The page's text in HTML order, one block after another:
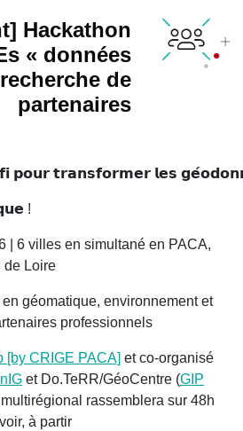
Hackathon
« données
de
partenaires
𝗽𝗼𝘂𝗿 𝘁𝗿𝗮𝗻𝘀𝗳𝗼𝗿𝗺𝗲𝗿 𝗹𝗲𝘀
!
| 6 villes en simultané en PACA,
de Loire
géomatique, environnement et
professionnels
[by CRIGE PACA] et co-organisé
et Do.TeRR/GéoCentre (GIP
rassemblera sur 48h
à partir